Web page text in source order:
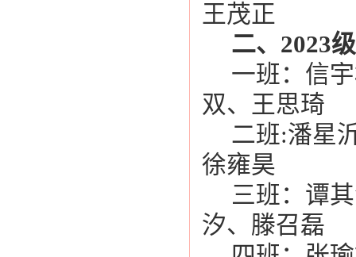
王茂正
二、2023
一班：信
双、王思琦
二班:潘星
徐雍昊
三班：谭
汐、滕召磊